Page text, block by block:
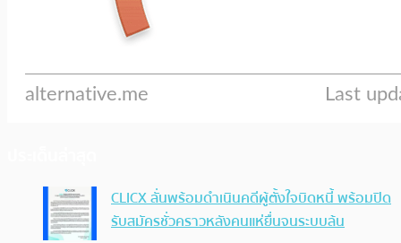
CLICX ลั่นพร้อมดำเนินคดีผู้ตั้งใจบิดหนี้ พร้อมปิด
รับสมัครชั่วคราวหลังคนแห่ยื่นจนระบบล้น